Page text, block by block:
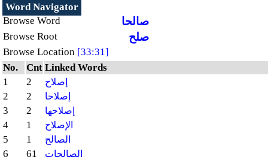
Word Navigator
Browse Word
صالحا
Browse Root صلح
Browse Location [33:31]
No.
Cnt Linked Words
1
2 إصلاح
2 2 إصلاحا
3 2 إصلاحها
4 1 الإصلاح
5 1 الصالح
6 61 الصالحات